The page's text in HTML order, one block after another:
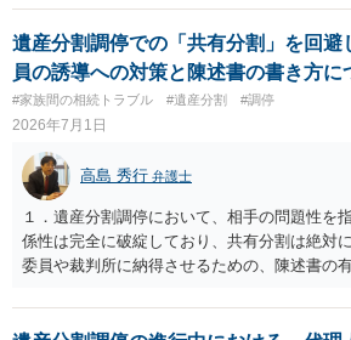
遺産分割調停での「共有分割」を回避
員の誘導への対策と陳述書の書き方に
#家族間の相続トラブル #遺産分割 #調停
2026年7月1日
高島 秀行 弁護士
１．遺産分割調停において、相手の問題性を
係性は完全に破綻しており、共有分割は絶対
委員や裁判所に納得させるための、陳述書の
した場合、調停委員が裁判官に対して「共有